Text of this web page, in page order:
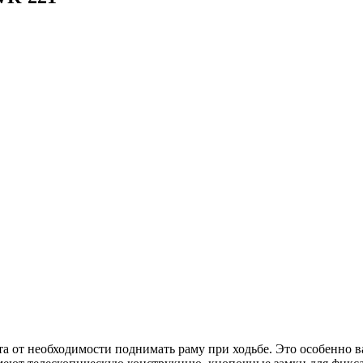
от необходимости поднимать раму при ходьбе. Это